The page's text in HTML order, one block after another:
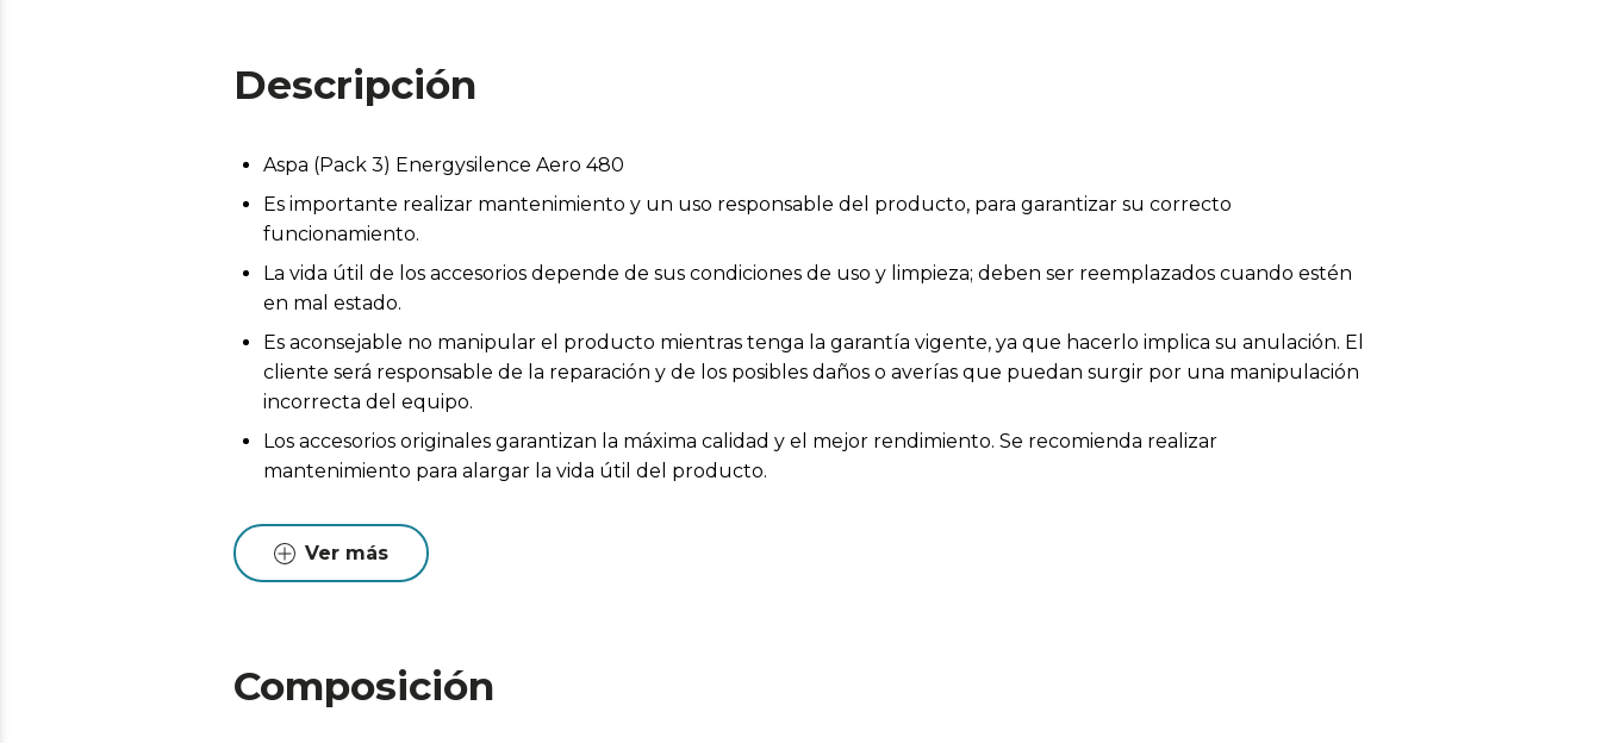
Descripción
Aspa (Pack 3) Energysilence Aero 480
Es importante realizar mantenimiento y un uso responsable del producto, para garantizar su correcto
funcionamiento.
La vida útil de los accesorios depende de sus condiciones de uso y limpieza; deben ser reemplazados cuando estén
en mal estado.
Es aconsejable no manipular el producto mientras tenga la garantía vigente, ya que hacerlo implica su anulación. El
cliente será responsable de la reparación y de los posibles daños o averías que puedan surgir por una manipulación
incorrecta del equipo.
Los accesorios originales garantizan la máxima calidad y el mejor rendimiento. Se recomienda realizar
mantenimiento para alargar la vida útil del producto.
Ver más
Composición